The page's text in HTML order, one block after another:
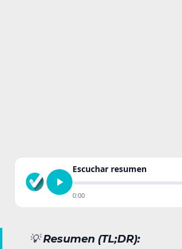
Escuchar resumen
0:00
💡Resumen (TL;DR):